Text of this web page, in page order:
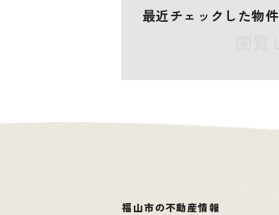
最近チェックした物件
福山市の不動産情報